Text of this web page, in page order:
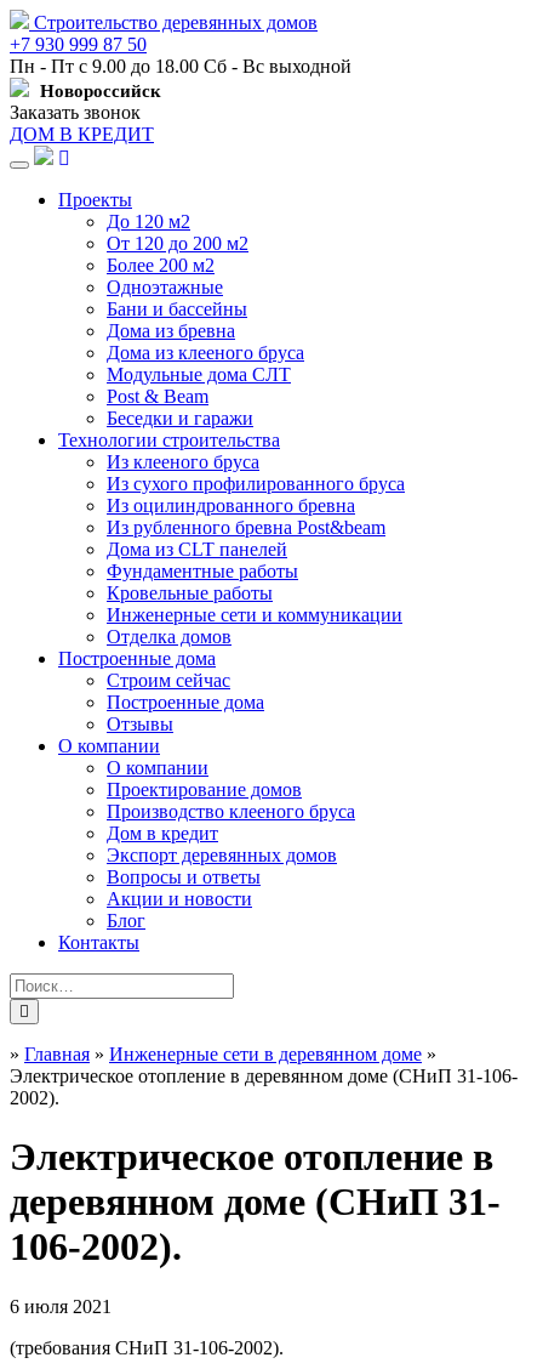
Строительство деревянных домов
+7 930 999 87 50
Пн - Пт с 9.00 до 18.00 Сб - Вс выходной
Новороссийск
Заказать звонок
ДОМ В КРЕДИТ
Навигация
Проекты
До 120 м2
От 120 до 200 м2
Более 200 м2
Одноэтажные
Бани и бассейны
Дома из бревна
Дома из клееного бруса
Модульные дома СЛТ
Post & Beam
Беседки и гаражи
Технологии строительства
Из клееного бруса
Из сухого профилированного бруса
Из оцилиндрованного бревна
Из рубленного бревна Post&beam
Дома из CLT панелей
Фундаментные работы
Кровельные работы
Инженерные сети и коммуникации
Отделка домов
Построенные дома
Строим сейчас
Построенные дома
Отзывы
О компании
О компании
Проектирование домов
Производство клееного бруса
Дом в кредит
Экспорт деревянных домов
Вопросы и ответы
Акции и новости
Блог
Контакты
» Главная » Инженерные сети в деревянном доме »
Электрическое отопление в деревянном доме (СНиП 31-106-
2002).
Электрическое отопление в
деревянном доме (СНиП 31-
106-2002).
6 июля 2021
(требования СНиП 31-106-2002).